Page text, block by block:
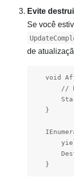
Evite
Se você
de
void
//
   }
   }